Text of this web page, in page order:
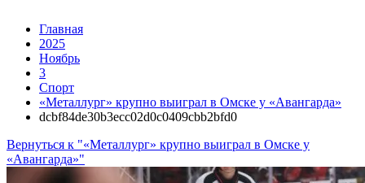
Главная
2025
Ноябрь
3
Спорт
«Металлург» крупно выиграл в Омске у «Авангарда»
dcbf84de30b3ecc02d0c0409cbb2bfd0
Вернуться к "«Металлург» крупно выиграл в Омске у
«Авангарда»"